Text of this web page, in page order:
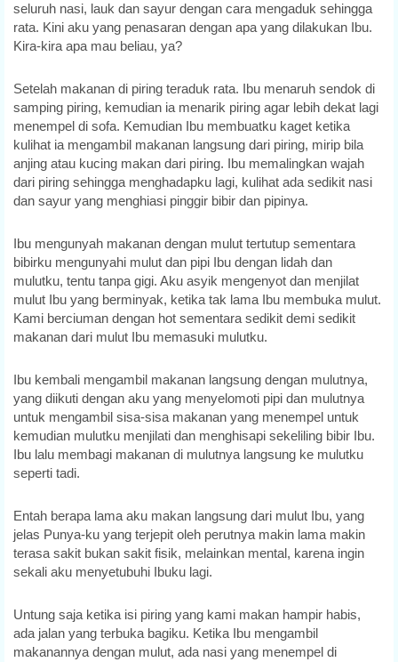
seluruh nasi, lauk dan sayur dengan cara mengaduk sehingga
rata. Kini aku yang penasaran dengan apa yang dilakukan Ibu.
Kira-kira apa mau beliau, ya?
Setelah makanan di piring teraduk rata. Ibu menaruh sendok di
samping piring, kemudian ia menarik piring agar lebih dekat lagi
menempel di sofa. Kemudian Ibu membuatku kaget ketika
kulihat ia mengambil makanan langsung dari piring, mirip bila
anjing atau kucing makan dari piring. Ibu memalingkan wajah
dari piring sehingga menghadapku lagi, kulihat ada sedikit nasi
dan sayur yang menghiasi pinggir bibir dan pipinya.
Ibu mengunyah makanan dengan mulut tertutup sementara
bibirku mengunyahi mulut dan pipi Ibu dengan lidah dan
mulutku, tentu tanpa gigi. Aku asyik mengenyot dan menjilat
mulut Ibu yang berminyak, ketika tak lama Ibu membuka mulut.
Kami berciuman dengan hot sementara sedikit demi sedikit
makanan dari mulut Ibu memasuki mulutku.
Ibu kembali mengambil makanan langsung dengan mulutnya,
yang diikuti dengan aku yang menyelomoti pipi dan mulutnya
untuk mengambil sisa-sisa makanan yang menempel untuk
kemudian mulutku menjilati dan menghisapi sekeliling bibir Ibu.
Ibu lalu membagi makanan di mulutnya langsung ke mulutku
seperti tadi.
Entah berapa lama aku makan langsung dari mulut Ibu, yang
jelas Punya-ku yang terjepit oleh perutnya makin lama makin
terasa sakit bukan sakit fisik, melainkan mental, karena ingin
sekali aku menyetubuhi Ibuku lagi.
Untung saja ketika isi piring yang kami makan hampir habis,
ada jalan yang terbuka bagiku. Ketika Ibu mengambil
makanannya dengan mulut, ada nasi yang menempel di